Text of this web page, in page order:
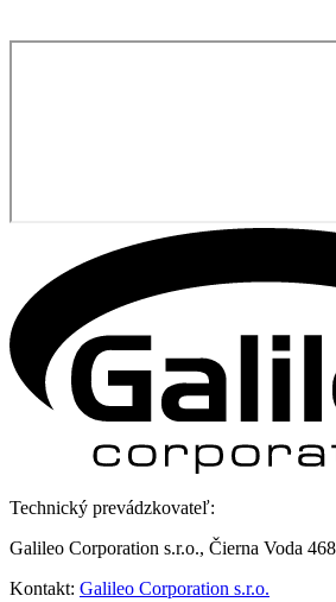
Technický prevádzkovateľ:
Galileo Corporation s.r.o., Čierna Voda
Kontakt: Galileo Corporation s.r.o.